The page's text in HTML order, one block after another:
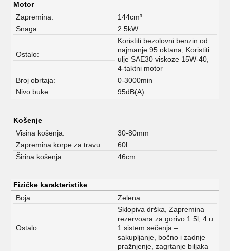
Motor
Zapremina:
144cm³
Snaga:
2.5kW
Ostalo:
Koristiti bezolovni benzin od
najmanje 95 oktana, Koristiti
ulje SAE30 viskoze 15W-40,
4-taktni motor
Broj obrtaja:
0-3000min
Nivo buke:
95dB(A)
Košenje
Visina košenja:
30-80mm
Zapremina korpe za travu:
60l
Širina košenja:
46cm
Fizičke karakteristike
Boja:
Zelena
Ostalo:
Sklopiva drška, Zapremina
rezervoara za gorivo 1.5l, 4 u
1 sistem sečenja –
sakupljanje, bočno i zadnje
pražnjenje, zagrtanje biljaka